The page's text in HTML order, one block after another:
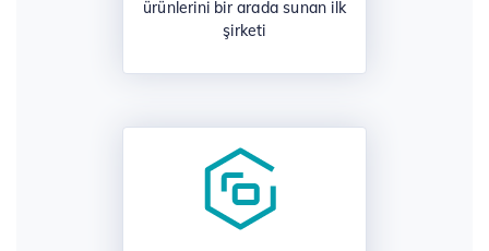
ürünlerini bir arada sunan ilk
şirketi